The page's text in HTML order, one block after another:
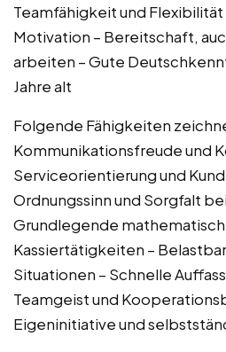
Teamfähigkeit und
Motivation – Bereitschaft,
arbeiten – Gute
Jahre alt
Folgende Fähigkeiten
Kommunikationsfreude und
Serviceorientierung und
Ordnungssinn und Sorgfalt
Grundlegende
Kassiertätigkeiten –
Situationen – Schnelle
Teamgeist und
Eigeninitiative und